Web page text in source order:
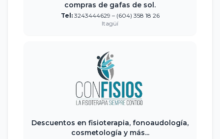
compras de gafas de sol.
Tel:3243444629 – (604) 358 18 26
Itagüí
Descuentos en fisioterapia, fonoaudología,
cosmetología y más...